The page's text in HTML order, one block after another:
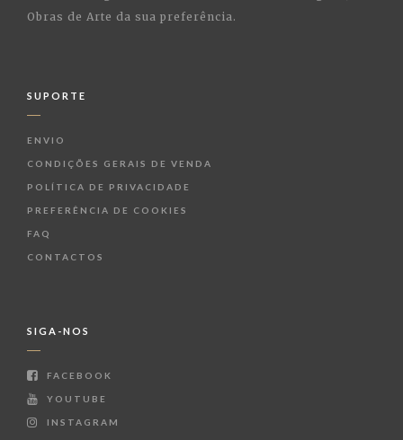
Obras de Arte da sua preferência.
SUPORTE
ENVIO
CONDIÇÕES GERAIS DE VENDA
POLÍTICA DE PRIVACIDADE
PREFERÊNCIA DE COOKIES
FAQ
CONTACTOS
SIGA-NOS
FACEBOOK
YOUTUBE
INSTAGRAM